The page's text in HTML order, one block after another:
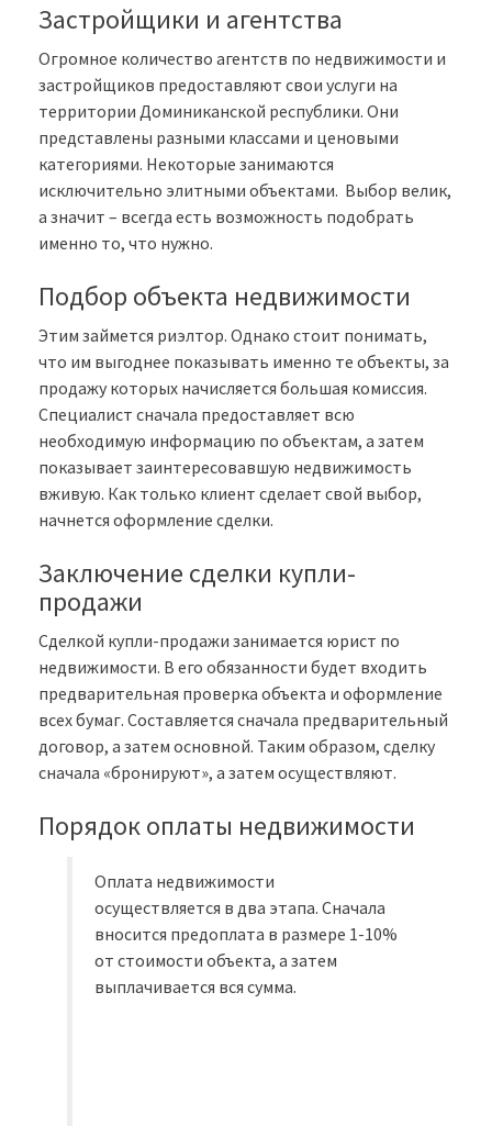
Застройщики и агентства
Огромное количество агентств по недвижимости и
застройщиков предоставляют свои услуги на
территории Доминиканской республики. Они
представлены разными классами и ценовыми
категориями. Некоторые занимаются
исключительно элитными объектами. Выбор велик,
а значит – всегда есть возможность подобрать
именно то, что нужно.
Подбор объекта недвижимости
Этим займется риэлтор. Однако стоит понимать,
что им выгоднее показывать именно те объекты, за
продажу которых начисляется большая комиссия.
Специалист сначала предоставляет всю
необходимую информацию по объектам, а затем
показывает заинтересовавшую недвижимость
вживую. Как только клиент сделает свой выбор,
начнется оформление сделки.
Заключение сделки купли-
продажи
Сделкой купли-продажи занимается юрист по
недвижимости. В его обязанности будет входить
предварительная проверка объекта и оформление
всех бумаг. Составляется сначала предварительный
договор, а затем основной. Таким образом, сделку
сначала «бронируют», а затем осуществляют.
Порядок оплаты недвижимости
Оплата недвижимости
осуществляется в два этапа. Сначала
вносится предоплата в размере 1-10%
от стоимости объекта, а затем
выплачивается вся сумма.